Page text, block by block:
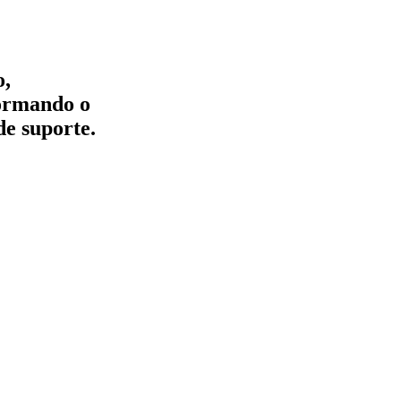
o
suporte.